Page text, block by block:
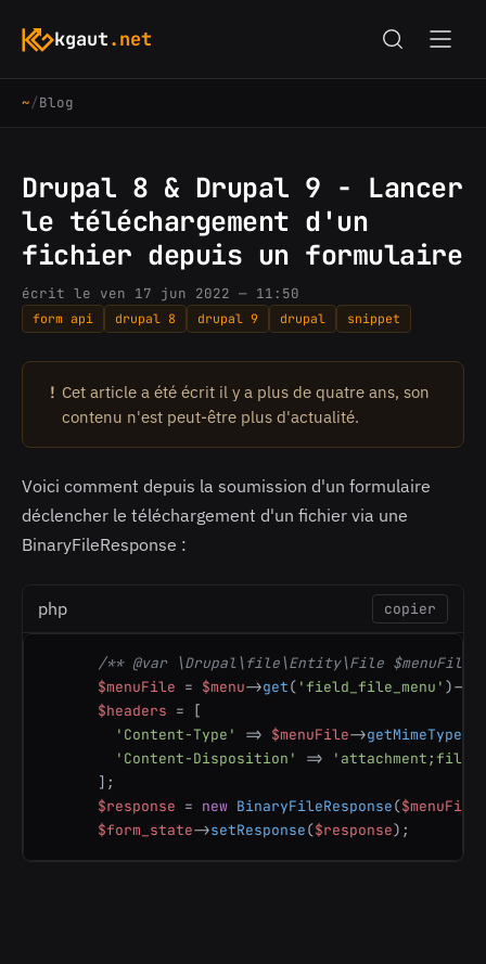
kgaut.net
~/Blog
Drupal 8 & Drupal 9 - Lancer
le téléchargement d'un
fichier depuis un formulaire
écrit le ven 17 jun 2022 — 11:50
form api drupal 8 drupal 9 drupal snippet
! Cet article a été écrit il y a plus de quatre ans, son
contenu n'est peut-être plus d'actualité.
Voici comment depuis la soumission d'un formulaire
déclencher le téléchargement d'un fichier via une
BinaryFileResponse :
php copier
/** @var \Drupal\file\Entity\File $menuFile
$menuFile = $menu->get( 'field_file_menu' )-
$headers = [
'Content-Type'
=> $menuFile->getMimeType
'Content-Disposition'
=>
      ];
$response = new BinaryFileResponse($menuFile
$form_state->setResponse($response);